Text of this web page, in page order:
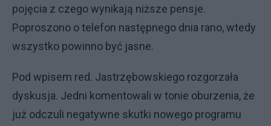
pojęcia z czego wynikają niższe pensje.
Poproszono o telefon następnego dnia rano, wtedy
wszystko powinno być jasne.
Pod wpisem red. Jastrzębowskiego rozgorzała
dyskusja. Jedni komentowali w tonie oburzenia, że
już odczuli negatywne skutki nowego programu